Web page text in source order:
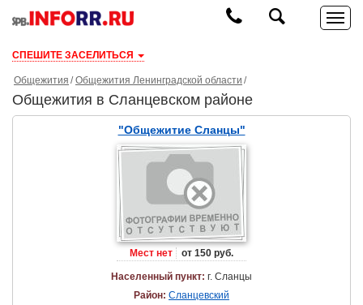
СПЕШИТЕ ЗАСЕЛИТЬСЯ
Общежития Общежития Ленинградской области
Общежития в Сланцевском районе
"Общежитие Сланцы"
Мест нет от 150 руб.
Населенный пункт: г. Сланцы
Район: Сланцевский